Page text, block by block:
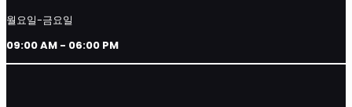
월요일-금요일
09:00 AM - 06:00 PM